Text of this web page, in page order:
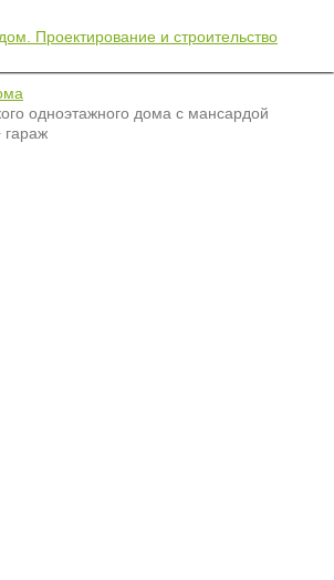
одноэтажного дома с мансардой